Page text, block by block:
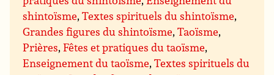
shintoïsme,Textes spirituels du shintoïsme,
Grandes figures du shintoïsme,Taoïsme,
Prières,Fêtes et pratiques du taoïsme,
Enseignement du taoïsme,Textes spirituels du